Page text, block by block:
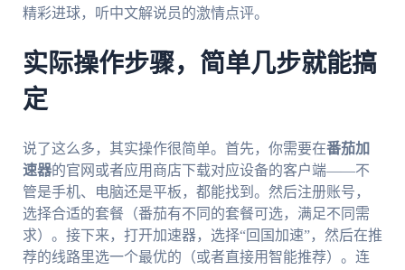
精彩进球，听中文解说员的激情点评。
实际操作步骤，简单几步就能搞
定
说了这么多，其实操作很简单。首先，你需要在番茄加
速器的官网或者应用商店下载对应设备的客户端——不
管是手机、电脑还是平板，都能找到。然后注册账号，
选择合适的套餐（番茄有不同的套餐可选，满足不同需
求）。接下来，打开加速器，选择“回国加速”，然后在推
荐的线路里选一个最优的（或者直接用智能推荐）。连